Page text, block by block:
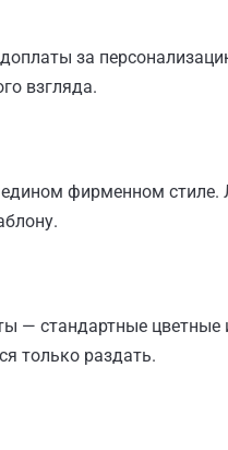
за
взгляда.
фирменном
— стандартные цветные
только раздать.